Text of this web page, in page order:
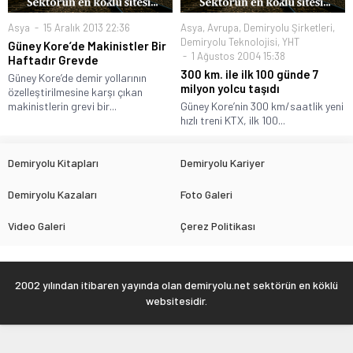
Asya 15 Aralık 2013 22:36
Güney Kore’de Makinistler Bir
Haftadır Grevde
Güney Kore’de demir yollarının
özelleştirilmesine karşı çıkan
makinistlerin grevi bir...
Asya, Avrupa, Demiryolu Şirketleri,
Demiryolu Teknolojisi, YHT
1 Ağustos 2004 15:38
300 km. ile ilk 100 günde 7
milyon yolcu taşıdı
Güney Kore’nin 300 km/saatlik yeni
hızlı treni KTX, ilk 100...
Demiryolu Kitapları Demiryolu Kariyer
Demiryolu Kazaları Foto Galeri
Video Galeri Çerez Politikası
2002 yılından itibaren yayında olan demiryolu.net sektörün en köklü
websitesidir.